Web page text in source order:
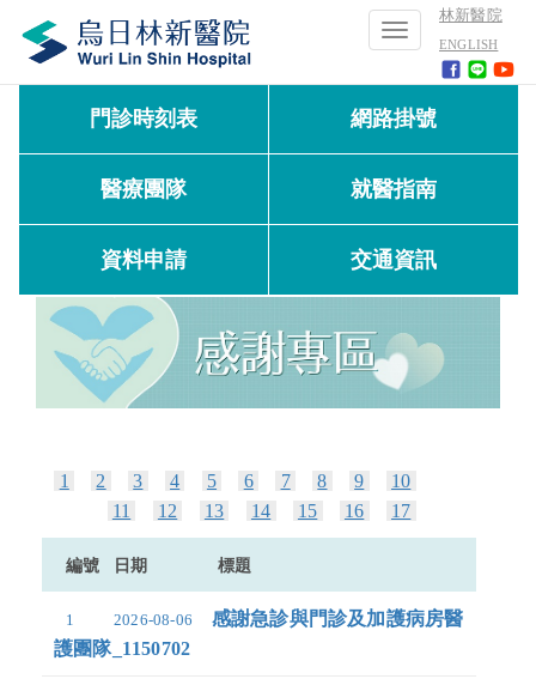
林新醫院
ENGLISH
Toggle
navigation
門診時刻表 網路掛號
醫療團隊 就醫指南
資料申請 交通資訊
1 2 3 4 5 6 7 8 9
10
11
12 13 14 15 16 17
編號 日期 標題
1 2026-08-06
感謝急診與門診及加護病房醫
護團隊_1150702